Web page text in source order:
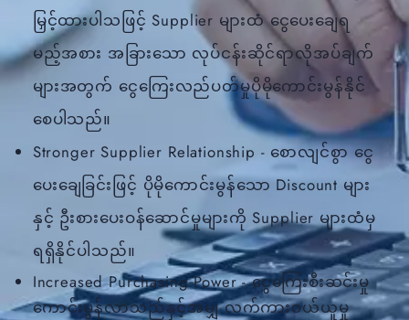
မြှင့်ထားပါသဖြင့် Supplier များထံ ငွေပေးချေရ
မည့်အစား အခြားသော လုပ်ငန်းဆိုင်ရာလိုအပ်ချက်
များအတွက် ငွေကြေးလည်ပတ်မှုပိုမိုကောင်းမွန်နိုင်
စေပါသည်။
Stronger Supplier Relationship - စောလျင်စွာ ငွေ
ပေးချေခြင်းဖြင့် ပိုမိုကောင်းမွန်သော Discount များ
နှင့် ဦးစားပေးဝန်ဆောင်မှုများကို Supplier များထံမှ
ရရှိနိုင်ပါသည်။
Increased Purchasing Power - ငွေကြေးစီးဆင်းမှု
ကောင်းမွန်လာသည်နှင့်အမျှ လက်ကားဝယ်ယူမှု